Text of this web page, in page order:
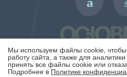
Мы используем файлы cookie, чтобы
работу сайта, а также для
принять все файлы cookie или
Подробнее в Политике